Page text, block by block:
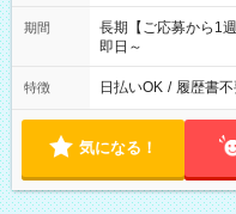
期間
長期【ご応募から1
即日～
特徴 日払いOK / 履歴書
気になる！